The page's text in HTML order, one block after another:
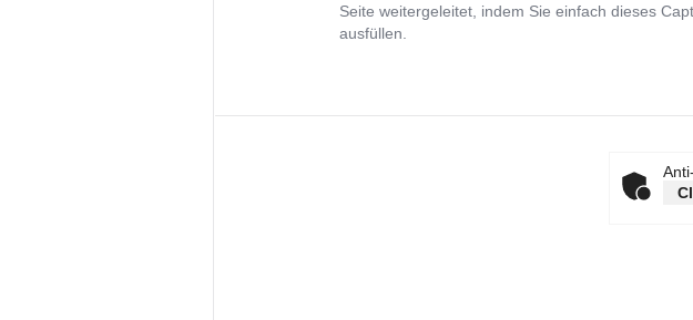
Seite weitergeleitet, indem Sie einfach dieses
ausfüllen.